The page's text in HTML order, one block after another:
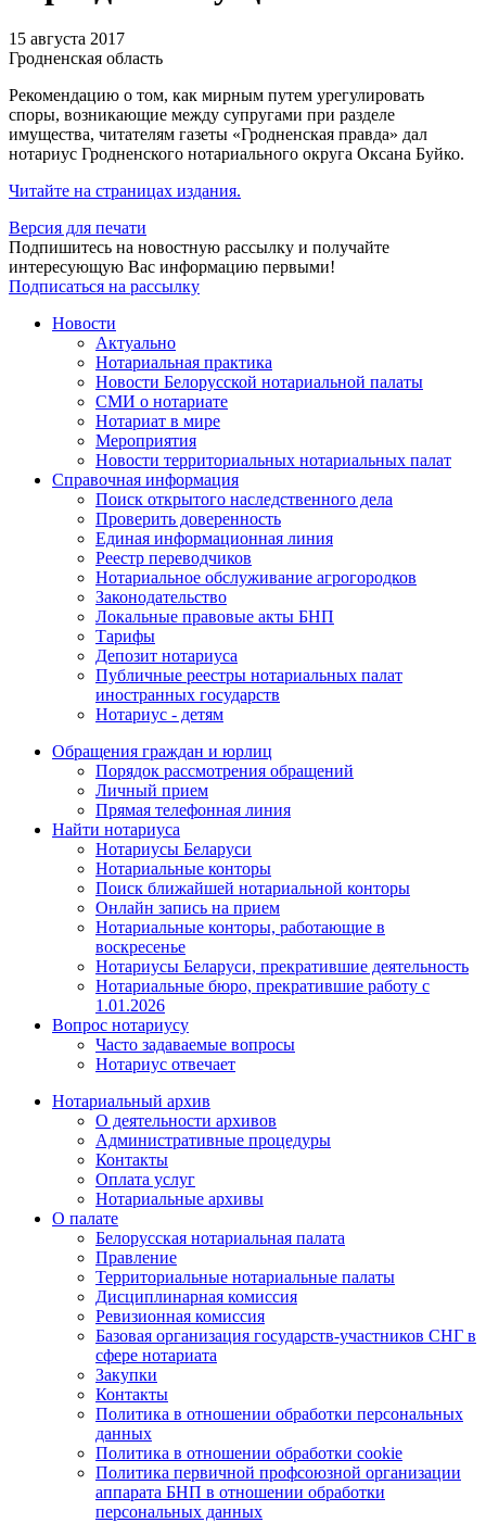
15 августа 2017
Гродненская область
Рекомендацию о том, как мирным путем урегулировать
споры, возникающие между супругами при разделе
имущества, читателям газеты «Гродненская правда» дал
нотариус Гродненского нотариального округа Оксана Буйко.
Читайте на страницах издания.
Версия для печати
Подпишитесь на новостную рассылку и получайте
интересующую Вас информацию первыми!
Подписаться на рассылку
Новости
Актуально
Нотариальная практика
Новости Белорусской нотариальной палаты
СМИ о нотариате
Нотариат в мире
Мероприятия
Новости территориальных нотариальных палат
Справочная информация
Поиск открытого наследственного дела
Проверить доверенность
Единая информационная линия
Реестр переводчиков
Нотариальное обслуживание агрогородков
Законодательство
Локальные правовые акты БНП
Тарифы
Депозит нотариуса
Публичные реестры нотариальных палат
иностранных государств
Нотариус - детям
Обращения граждан и юрлиц
Порядок рассмотрения обращений
Личный прием
Прямая телефонная линия
Найти нотариуса
Нотариусы Беларуси
Нотариальные конторы
Поиск ближайшей нотариальной конторы
Онлайн запись на прием
Нотариальные конторы, работающие в
воскресенье
Нотариусы Беларуси, прекратившие деятельность
Нотариальные бюро, прекратившие работу с
1.01.2026
Вопрос нотариусу
Часто задаваемые вопросы
Нотариус отвечает
Нотариальный архив
О деятельности архивов
Административные процедуры
Контакты
Оплата услуг
Нотариальные архивы
О палате
Белорусская нотариальная палата
Правление
Территориальные нотариальные палаты
Дисциплинарная комиссия
Ревизионная комиссия
Базовая организация государств-участников СНГ в
сфере нотариата
Закупки
Контакты
Политика в отношении обработки персональных
данных
Политика в отношении обработки cookie
Политика первичной профсоюзной организации
аппарата БНП в отношении обработки
персональных данных